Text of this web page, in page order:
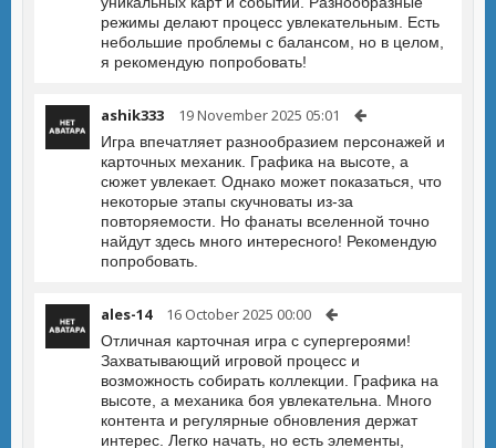
режимы делают процесс увлекательным. Есть
небольшие проблемы с балансом, но в целом,
я рекомендую попробовать!
ashik333 19 November 2025 05:01
Игра впечатляет разнообразием персонажей и
карточных механик. Графика на высоте, а
сюжет увлекает. Однако может показаться, что
некоторые этапы скучноваты из-за
повторяемости. Но фанаты вселенной точно
найдут здесь много интересного! Рекомендую
попробовать.
ales-14 16 October 2025 00:00
Отличная карточная игра с супергероями!
Захватывающий игровой процесс и
возможность собирать коллекции. Графика на
высоте, а механика боя увлекательна. Много
контента и регулярные обновления держат
интерес. Легко начать, но есть элементы,